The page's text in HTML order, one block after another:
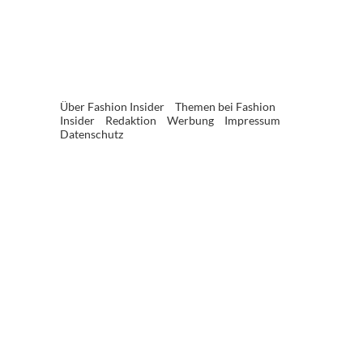
Über Fashion Insider
Themen bei Fashion
Insider
Redaktion Werbung
Impressum
Datenschutz